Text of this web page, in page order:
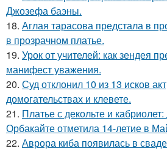
Джозефа баэны.
18. Аглая тарасова предстала в
в прозрачном платье.
19. Урок от учителей: как зендея
манифест уважения.
20. Суд отклонил 10 из 13 исков
домогательствах и клевете.
21. Платье с декольте и
Орбакайте отметила 14-летие в
22. Аврора киба появилась в